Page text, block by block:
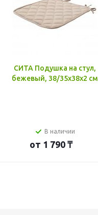
СИТА Подушка на стул,
бежевый, 38/35x38x2 см
В наличии
от 1 790 ₸